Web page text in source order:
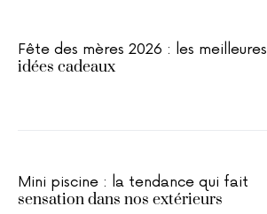
Fête des mères 2026 : les meilleures
idées cadeaux
Mini piscine : la tendance qui fait
sensation dans nos extérieurs